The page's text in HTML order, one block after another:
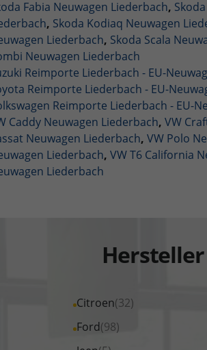
Fabia Neuwagen Liederbach,
, Skoda Kodiaq Neuwagen
Liederbach, Skoda Scala
Neuwagen Liederbach
Reimporte Liederbach - EU-
Reimporte Liederbach - EU-
Reimporte Liederbach - EU-
Caddy Neuwagen Liederbach, VW
Neuwagen Liederbach, VW Polo
Liederbach, VW T6 California
Liederbach
Hersteller
Citroen(32)
Alle
Fahrzeuge
Ford(98)
Alle
Fahrzeuge